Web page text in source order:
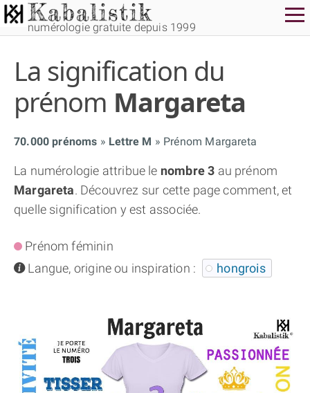
numérologie gratuite depuis 1999
La signification du
prénom Margareta
70.000 prénoms Lettre M Prénom Margareta
La numérologie attribue le nombre 3 au prénom
Margareta. Découvrez sur cette page comment, et
quelle signification y est associée.
Prénom féminin
infoLangue, origine ou inspiration : hongrois
THÈME GRATUIT
THÈME NUMÉROLOGIQUE APPROFONDI
THÈME TEMPOREL
NUMÉROSCOPE
THÈME « DOUBLE JE »
APPRENDRE LA NUMÉROLOGIE